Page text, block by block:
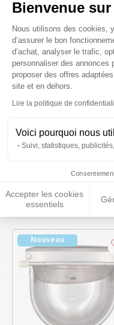
Bienvenue
Plateforme de
Nous utilisons des cookies,
d’assurer le bon
d’achat, analyser le trafic,
personnaliser des annonces
proposer des offres
site et en dehors.
Lire la politique de
Voici pourquoi nous
Suivi, statistiques,
Accepter les cookies
essentiels
34,90 €
Nouveau